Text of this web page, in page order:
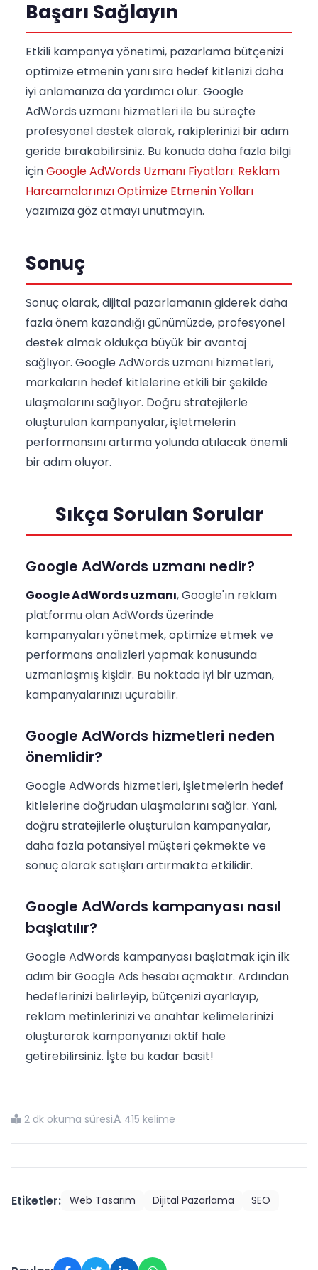
Başarı Sağlayın
Etkili kampanya yönetimi, pazarlama bütçenizi
optimize etmenin yanı sıra hedef kitlenizi daha
iyi anlamanıza da yardımcı olur. Google
AdWords uzmanı hizmetleri ile bu süreçte
profesyonel destek alarak, rakiplerinizi bir adım
geride bırakabilirsiniz. Bu konuda daha fazla bilgi
içinGoogle AdWords Uzmanı Fiyatları: Reklam
Harcamalarınızı Optimize Etmenin Yolları
yazımıza göz atmayı unutmayın.
Sonuç
Sonuç olarak, dijital pazarlamanın giderek daha
fazla önem kazandığı günümüzde, profesyonel
destek almak oldukça büyük bir avantaj
sağlıyor. Google AdWords uzmanı hizmetleri,
markaların hedef kitlelerine etkili bir şekilde
ulaşmalarını sağlıyor. Doğru stratejilerle
oluşturulan kampanyalar, işletmelerin
performansını artırma yolunda atılacak önemli
bir adım oluyor.
Sıkça Sorulan Sorular
Google AdWords uzmanı nedir?
Google AdWords uzmanı, Google'ın reklam
platformu olan AdWords üzerinde
kampanyaları yönetmek, optimize etmek ve
performans analizleri yapmak konusunda
uzmanlaşmış kişidir. Bu noktada iyi bir uzman,
kampanyalarınızı uçurabilir.
Google AdWords hizmetleri neden
önemlidir?
Google AdWords hizmetleri, işletmelerin hedef
kitlelerine doğrudan ulaşmalarını sağlar. Yani,
doğru stratejilerle oluşturulan kampanyalar,
daha fazla potansiyel müşteri çekmekte ve
sonuç olarak satışları artırmakta etkilidir.
Google AdWords kampanyası nasıl
başlatılır?
Google AdWords kampanyası başlatmak için ilk
adım bir Google Ads hesabı açmaktır. Ardından
hedeflerinizi belirleyip, bütçenizi ayarlayıp,
reklam metinlerinizi ve anahtar kelimelerinizi
oluşturarak kampanyanızı aktif hale
getirebilirsiniz. İşte bu kadar basit!
2 dk okuma süresi 415 kelime
Etiketler: Web Tasarım Dijital Pazarlama SEO